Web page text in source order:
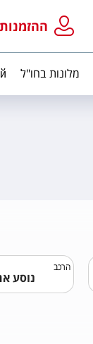
מלונות בחו"ל
הרכב